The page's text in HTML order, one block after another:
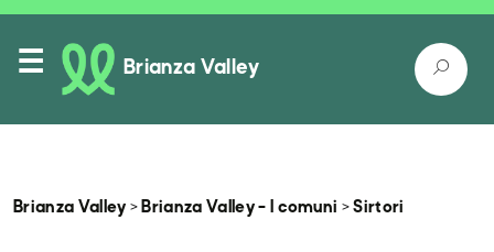
Brianza Valley
Brianza Valley > Brianza Valley – I comuni >Sirtori